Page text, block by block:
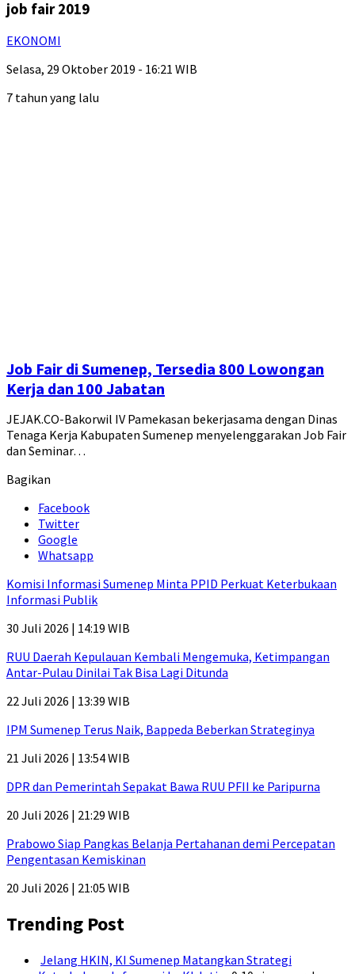
job fair 2019
EKONOMI
Selasa, 29 Oktober 2019 - 16:21 WIB
7 tahun yang lalu
Job Fair di Sumenep, Tersedia 800 Lowongan
Kerja dan 100 Jabatan
JEJAK.CO-Bakorwil IV Pamekasan bekerjasama dengan Dinas
Tenaga Kerja Kabupaten Sumenep menyelenggarakan Job Fair
dan Seminar…
Bagikan
Facebook
Twitter
Google
Whatsapp
Komisi Informasi Sumenep Minta PPID Perkuat Keterbukaan
Informasi Publik
30 Juli 2026 | 14:19 WIB
RUU Daerah Kepulauan Kembali Mengemuka, Ketimpangan
Antar-Pulau Dinilai Tak Bisa Lagi Ditunda
22 Juli 2026 | 13:39 WIB
IPM Sumenep Terus Naik, Bappeda Beberkan Strateginya
21 Juli 2026 | 13:54 WIB
DPR dan Pemerintah Sepakat Bawa RUU PFII ke Paripurna
20 Juli 2026 | 21:29 WIB
Prabowo Siap Pangkas Belanja Pertahanan demi Percepatan
Pengentasan Kemiskinan
20 Juli 2026 | 21:05 WIB
Trending Post
Jelang HKIN, KI Sumenep Matangkan Strategi